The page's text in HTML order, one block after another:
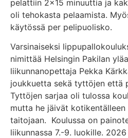
pelattiin 2×15 minuuttia ja
oli tehokasta pelaamista.
käytössä per pelipuolisko.
Varsinaiseksi
nimittää Helsingin Pakilan
liikunnanopettaja Pekka
joukkuetta sekä tyttöjen että
Tyttöjen sarjaa oli tulossa
mutta he jäivät kotikentälleen
taitojaan. Koulussa on
liikunnassa 7.-9. luokille.